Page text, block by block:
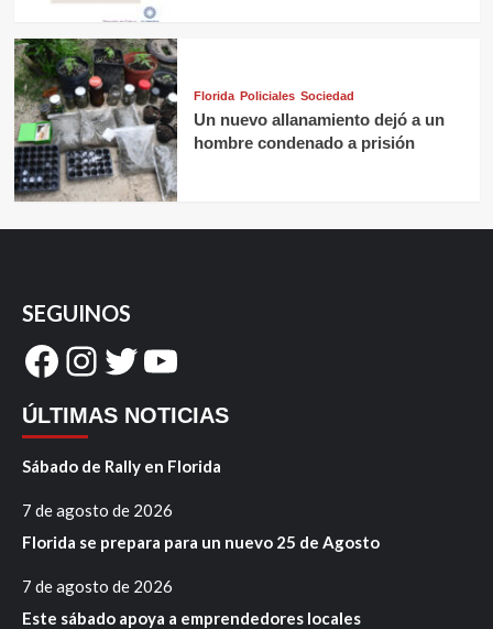
Florida Policiales Sociedad
Un nuevo allanamiento dejó a un
hombre condenado a prisión
SEGUINOS
Facebook
Instagram
Twitter
YouTube
ÚLTIMAS NOTICIAS
Sábado de Rally en Florida
7 de agosto de 2026
Florida se prepara para un nuevo 25 de Agosto
7 de agosto de 2026
Este sábado apoya a emprendedores locales